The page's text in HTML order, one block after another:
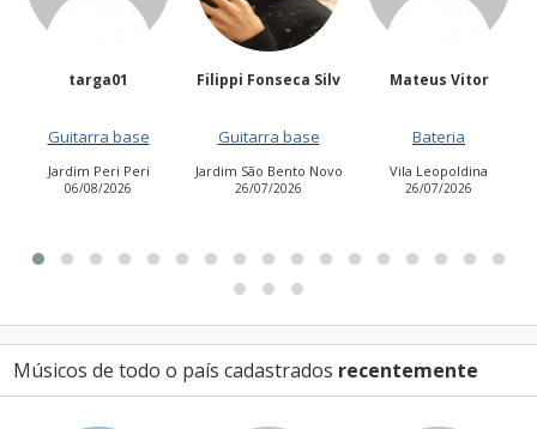
Filippi Fonseca Silv
Guitarra base
Jardim São Bento Novo
26/07/2026
Mateus Vitor
Bateria
Vila Leopoldina
26/07/2026
Anailuj
Vocalista -
Jardim Aurora
Músicos de todo o país cadastrados recentemente